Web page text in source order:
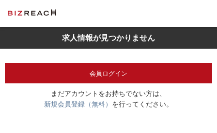
求人情報が見つかりません
会員ログイン
まだアカウントをお持ちでない方は、
新規会員登録（無料） を行ってください。